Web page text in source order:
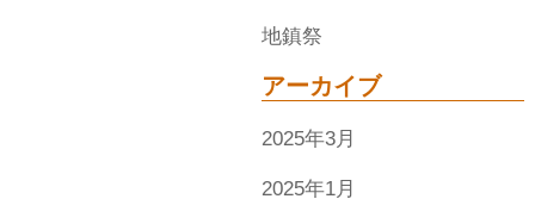
地鎮祭
アーカイブ
2025年3月
2025年1月